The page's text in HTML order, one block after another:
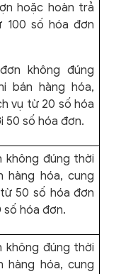
hoặc hoàn trả
100 số hóa đơn
không đúng
bán hàng hóa,
vụ từ 20 số hóa
50 số hóa đơn.
không đúng thời
hàng hóa, cung
50 số hóa đơn
số hóa đơn.
không đúng thời
hàng hóa, cung